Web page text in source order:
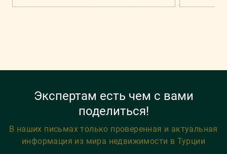
Экспертам есть чем с вами
поделиться!
В наших письмах только проверенная и актуальная
информация из мира недвижимости в Турции